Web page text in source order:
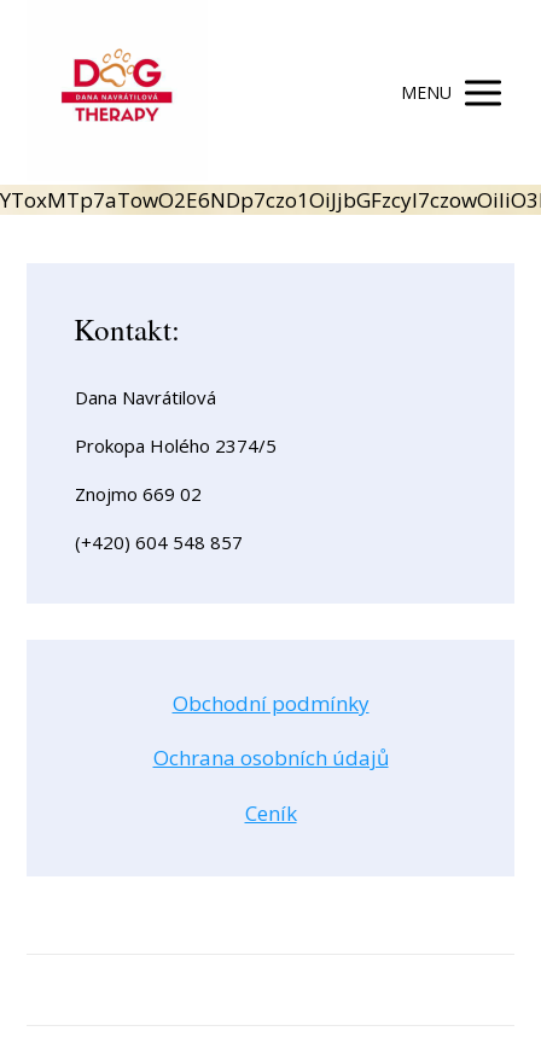
MENU
Kontakt:
Dana Navrátilová
Prokopa Holého 2374/5
Znojmo 669 02
(+420) 604 548 857
Obchodní podmínky
Ochrana osobních údajů
Ceník